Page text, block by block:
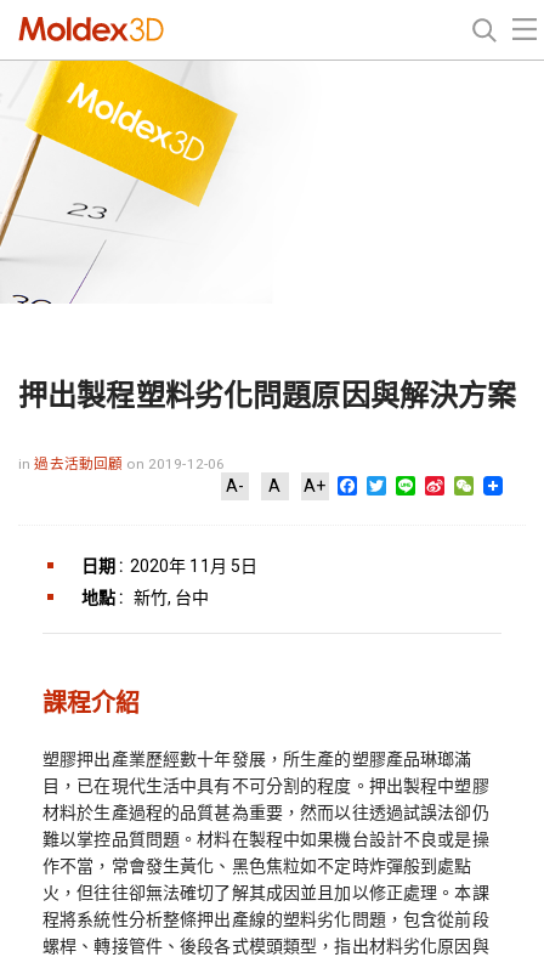
押出製程塑料劣化問題原因與解決方案
in過去活動回顧 on 2019-12-06
A- A A+ Facebook
Twitter
Line Sina WeChat
日期 : 2020年 11月 5日
地點 : 新竹, 台中
課程介紹
塑膠押出產業歷經數十年發展，所生產的塑膠產品琳瑯滿
目，已在現代生活中具有不可分割的程度。押出製程中塑膠
材料於生產過程的品質甚為重要，然而以往透過試誤法卻仍
難以掌控品質問題。材料在製程中如果機台設計不良或是操
作不當，常會發生黃化、黑色焦粒如不定時炸彈般到處點
火，但往往卻無法確切了解其成因並且加以修正處理。本課
程將系統性分析整條押出產線的塑料劣化問題，包含從前段
螺桿、轉接管件、後段各式模頭類型，指出材料劣化原因與